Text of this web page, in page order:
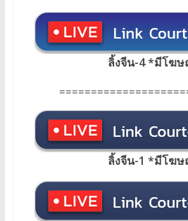
ลิ้งจีน-4 *มีโฆ
ลิ้งจีน-1 *มีโฆ